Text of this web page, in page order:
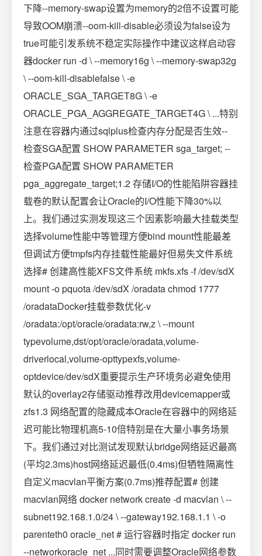
下降--memory-swap设置为memory的2倍不设置可能
导致OOM崩溃--oom-kill-disable必须设为false设为
true可能引发系统不稳定实际操作中建议这样启动容
器docker run -d \ --memory16g \ --memory-swap32g
\ --oom-kill-disablefalse \ -e
ORACLE_SGA_TARGET8G \ -e
ORACLE_PGA_AGGREGATE_TARGET4G \ ...特别
注意在容器内通过sqlplus检查内存分配是否生效--
检查SGA配置 SHOW PARAMETER sga_target; --
检查PGA配置 SHOW PARAMETER
pga_aggregate_target;1.2 存储I/O的性能陷阱容器挂
载卷的默认配置会让Oracle的I/O性能下降30%以
上。我们通过实测发现这三个因素影响最大挂载类型
选择volume性能中等管理方便bind mount性能最差
但调试方便tmpfs内存挂载性能最好但易失文件系统
选择# 创建高性能XFS文件系统 mkfs.xfs -f /dev/sdX
mount -o pquota /dev/sdX /oradata chmod 1777
/oradataDocker挂载参数优化-v
/oradata:/opt/oracle/oradata:rw,z \ --mount
typevolume,dst/opt/oracle/oradata,volume-
driverlocal,volume-opttypexfs,volume-
optdevice/dev/sdX重要提示生产环境务必避免使用
默认的overlay2存储驱动推荐改用devicemapper或
zfs1.3 网络配置的隐藏成本Oracle在容器中的网络延
迟可能比物理机高5-10倍特别是在大量小事务场景
下。我们通过对比测试发现默认bridge网络延迟最高
(平均2.3ms)host网络延迟最低(0.4ms)但牺牲隔离性
自定义macvlan平衡方案(0.7ms)推荐配置# 创建
macvlan网络 docker network create -d macvlan \ --
subnet192.168.1.0/24 \ --gateway192.168.1.1 \ -o
parenteth0 oracle_net # 运行容器时指定 docker run
--networkoracle_net ...同时需要调整Oracle网络参数